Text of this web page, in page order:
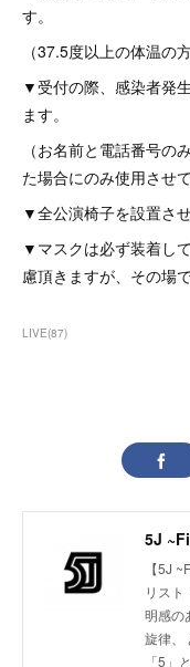
す。
（37.5度以上の体温の
▼受付の際、感染者発
ます。
（お名前と電話番号の
た場合にのみ使用させ
▼全公演椅子を設置さ
▼マスクは必ず装着し
慮頂きますが、その場
LIVE(87)
5J
【5J
リス
明感の
旋律、
「5」